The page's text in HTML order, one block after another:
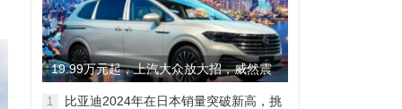
19.99万元起，上汽大众放大招，威然震
撼全场
1
比亚迪2024年在日本销量突破新高，挑